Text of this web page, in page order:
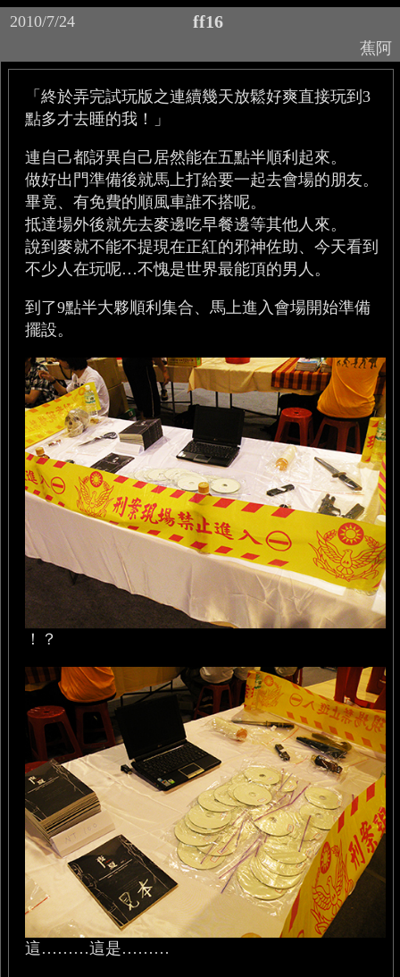
2010/7/24 ff16
蕉阿
「終於弄完試玩版之連續幾天放鬆好爽直接玩到3
點多才去睡的我！」
連自己都訝異自己居然能在五點半順利起來。
做好出門準備後就馬上打給要一起去會場的朋友。
畢竟、有免費的順風車誰不搭呢。
抵達場外後就先去麥邊吃早餐邊等其他人來。
說到麥就不能不提現在正紅的邪神佐助、今天看到
不少人在玩呢…不愧是世界最能頂的男人。
到了9點半大夥順利集合、馬上進入會場開始準備
擺設。
！？
這………這是………